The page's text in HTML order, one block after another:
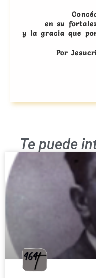
en su
y la gracia que
Por
Te puede